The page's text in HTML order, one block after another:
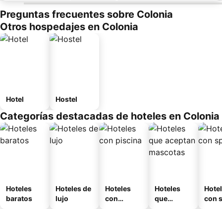
Preguntas frecuentes sobre Colonia
Otros hospedajes en Colonia
Hotel Hostel
Categorías destacadas de hoteles en Colonia
Hoteles
baratos
Hoteles de
lujo
Hoteles
con
Hoteles
que
con